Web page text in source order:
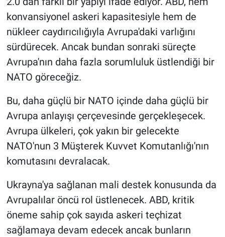
konvansiyonel askeri kapasitesiyle hem de
nükleer caydırıcılığıyla Avrupa'daki varlığını
sürdürecek. Ancak bundan sonraki süreçte
Avrupa'nın daha fazla sorumluluk üstlendiği bir
NATO göreceğiz.
Bu, daha güçlü bir NATO içinde daha güçlü bir
Avrupa anlayışı çerçevesinde gerçekleşecek.
Avrupa ülkeleri, çok yakın bir gelecekte
NATO'nun 3 Müşterek Kuvvet Komutanlığı'nın
komutasını devralacak.
Ukrayna'ya sağlanan mali destek konusunda da
Avrupalılar öncü rol üstlenecek. ABD, kritik
öneme sahip çok sayıda askeri teçhizat
sağlamaya devam edecek ancak bunların